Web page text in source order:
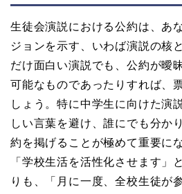
生徒会演説における公約は、あ
ジョンを示す、いわば演説の核
だけ面白い演説でも、公約が曖
可能なものであったりすれば、
しょう。特に中学生に向けた演
しい言葉を避け、誰にでも分か
約を掲げることが極めて重要に
「学校生活を活性化させます」
りも、「月に一度、全校生徒が